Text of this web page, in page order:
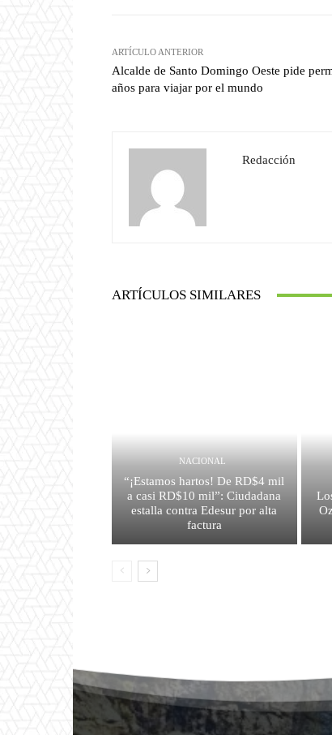
ARTÍCULO ANTERIOR
Alcalde de Santo Domingo Oeste pide
años para viajar por el mundo
Redacción
ARTÍCULOS SIMILARES
NACIONAL
“¡Estamos hartos! De RD$4 mil
a casi RD$10 mil”: Ciudadana
estalla contra Edesur por alta
factura